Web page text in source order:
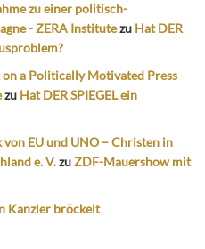
zu einer politisch-
- ZERA Institutezu Hat DER
on a Politically Motivated Press
zu Hat DER SPIEGEL ein
EU und UNO – Christen in
e. V.zuZDF-Mauershow mit
Kanzler bröckelt